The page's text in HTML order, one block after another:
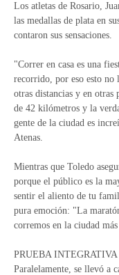
Los atletas de Rosario,
las medallas de plata en
contaron sus sensaciones.
"Correr en casa es una
recorrido, por eso esto
otras distancias y en otras
de 42 kilómetros y la
gente de la ciudad es
Atenas.
Mientras que Toledo
porque el público es la
sentir el aliento de tu
pura emoción: "La
corremos en la ciudad
PRUEBA INTEGRATIVA
Paralelamente, se llevó a